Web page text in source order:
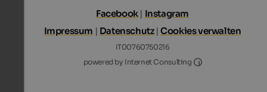
Facebook| Instagram
Impressum | Datenschutz|Cookies verwalten
IT00760750216
powered by Internet Consulting
Internet